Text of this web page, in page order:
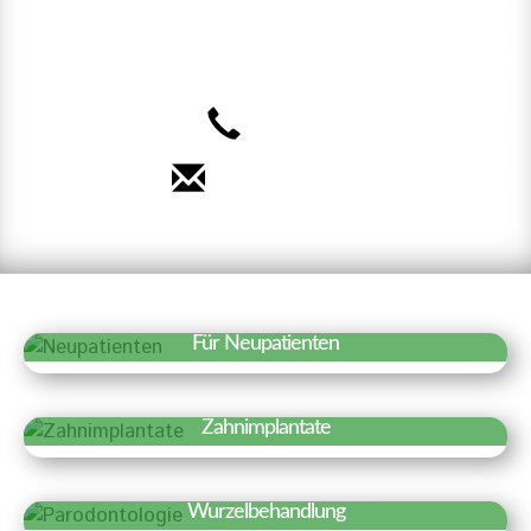
Für Neupatienten
Wir freuen uns über Ihr Interesse an
unserer Praxis. Auf einen Blick haben wir
Informationen für einen ersten Termin
Erfahren Sie mehr »
Zahnimplantate
Zahnimplantate sind künstliche
Erfahren Sie mehr »
Wurzelbehandlung